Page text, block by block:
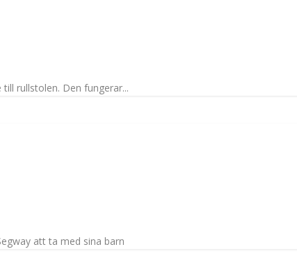
rullstolen. Den fungerar...
att ta med sina barn